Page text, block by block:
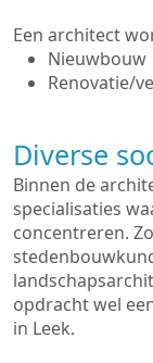
Een architect
Nieuwbouw
Renovatie/
Diverse
Binnen de
specialisaties
concentreren.
opdracht wel
in Leek.